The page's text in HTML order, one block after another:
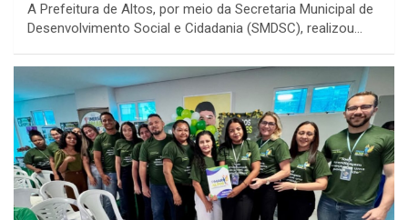
A Prefeitura de Altos, por meio da Secretaria Municipal de
Desenvolvimento Social e Cidadania (SMDSC), realizou…